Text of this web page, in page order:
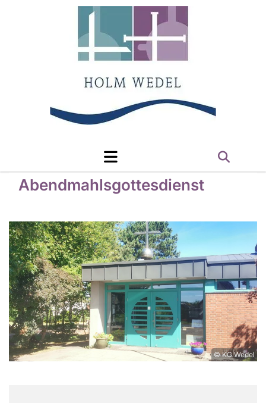
Abendmahlsgottesdienst
© KG Wedel